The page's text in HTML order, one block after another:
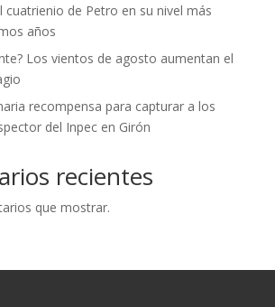
cuatrienio de Petro en su nivel más
años
Los vientos de agosto aumentan el
recompensa para capturar a los
del Inpec en Girón
recientes
que mostrar.